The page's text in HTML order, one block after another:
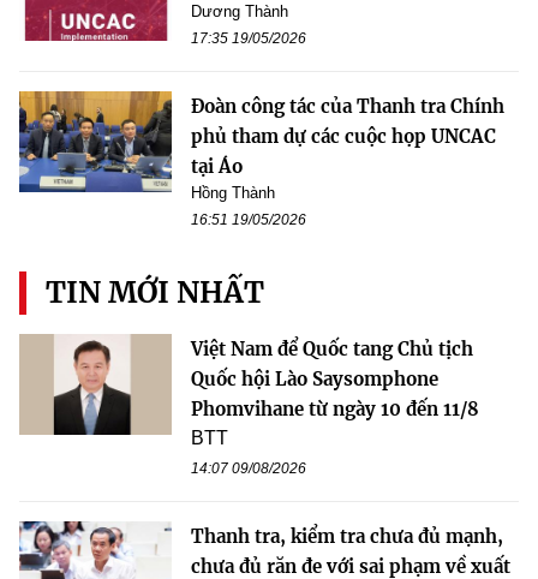
Dương Thành
17:35 19/05/2026
Đoàn công tác của Thanh tra Chính
phủ tham dự các cuộc họp UNCAC
tại Áo
Hồng Thành
16:51 19/05/2026
TIN MỚI NHẤT
Việt Nam để Quốc tang Chủ tịch
Quốc hội Lào Saysomphone
Phomvihane từ ngày 10 đến 11/8
BTT
14:07 09/08/2026
Thanh tra, kiểm tra chưa đủ mạnh,
chưa đủ răn đe với sai phạm về xuất